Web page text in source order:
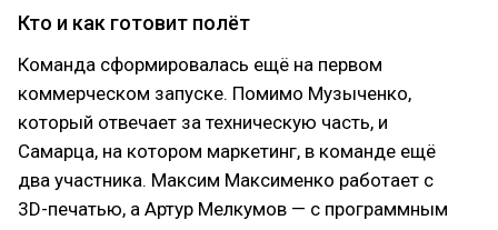
Кто и как готовит полёт
Команда сформировалась ещё на первом
коммерческом запуске. Помимо Музыченко,
который отвечает за техническую часть, и
Самарца, на котором маркетинг, в команде ещё
два участника. Максим Максименко работает с
3D-печатью, а Артур Мелкумов — с программным